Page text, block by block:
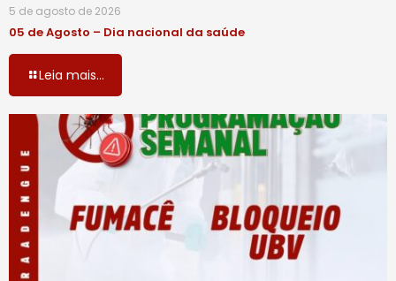
5 de agosto de 2026
05 de Agosto – Dia nacional da saúde
Leia mais...